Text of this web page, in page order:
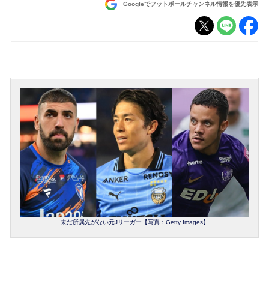
Googleでフットボールチャンネル情報を優先表示
未だ所属先がない元Jリーガー【写真：Getty Images】